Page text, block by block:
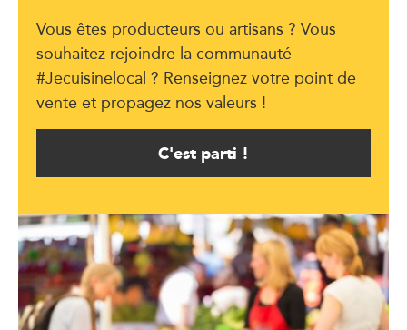
Vous êtes producteurs ou artisans ? Vous
souhaitez rejoindre la communauté
#Jecuisinelocal ? Renseignez votre point de
vente et propagez nos valeurs !
C'est parti !